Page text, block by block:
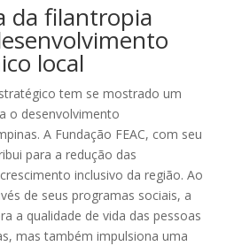
da filantropia
local
tem se mostrado um
o desenvolvimento
A Fundação FEAC, com seu
para a redução das
inclusivo da região. Ao
de seus programas sociais, a
a qualidade de vida das pessoas
mas também impulsiona uma